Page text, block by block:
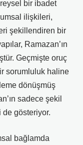
bir ibadet
ilişkileri,
şekillendiren bir
Ramazan’ın
Geçmişte oruç
sorumluluk haline
dönüşmüş
sadece şekil
gösteriyor.
bağlamda